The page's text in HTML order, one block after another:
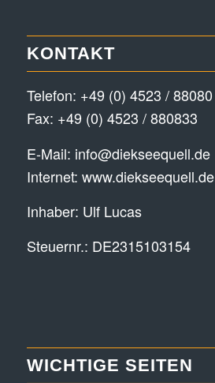
KONTAKT
Telefon: +49 (0) 4523 / 88080
Fax: +49 (0) 4523 / 880833
E-Mail: info@diekseequell.de
Internet: www.diekseequell.de
Inhaber: Ulf Lucas
Steuernr.: DE2315103154
WICHTIGE SEITEN